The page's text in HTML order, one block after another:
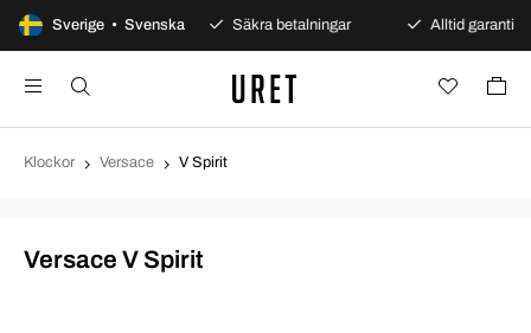
Sverige • Svenska
dagars öppet köp Säkra betalningar Alltid garanti
Klockor Versace V Spirit
Versace V Spirit